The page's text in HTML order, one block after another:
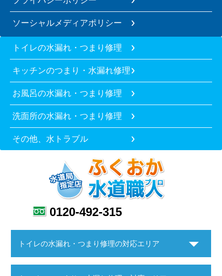
ソーシャルメディアポリシー
トイレの水漏れ・つまり修理
キッチンのつまり・水漏れ修理
お風呂の水漏れ・つまり修理
洗面所の水漏れ・つまり修理
その他、水トラブル
0120-492-315
トイレの水漏れ・つまり修理の対応エリア